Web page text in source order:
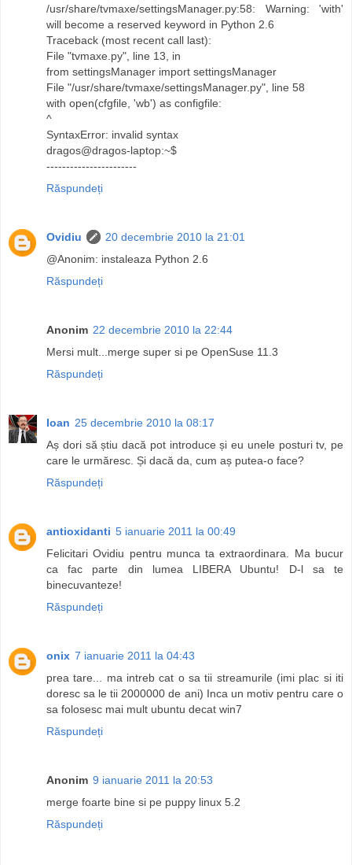
/usr/share/tvmaxe/settingsManager.py:58: Warning: 'with'
will become a reserved keyword in Python 2.6
Traceback (most recent call last):
File "tvmaxe.py", line 13, in
from settingsManager import settingsManager
File "/usr/share/tvmaxe/settingsManager.py", line 58
with open(cfgfile, 'wb') as configfile:
^
SyntaxError: invalid syntax
dragos@dragos-laptop:~$
-----------------------
Răspundeți
Ovidiu
20 decembrie 2010 la 21:01
@Anonim: instaleaza Python 2.6
Răspundeți
Anonim 22 decembrie 2010 la 22:44
Mersi mult...merge super si pe OpenSuse 11.3
Răspundeți
Ioan 25 decembrie 2010 la 08:17
Aș dori să știu dacă pot introduce și eu unele posturi tv, pe
care le urmăresc. Și dacă da, cum aș putea-o face?
Răspundeți
antioxidanti 5 ianuarie 2011 la 00:49
Felicitari Ovidiu pentru munca ta extraordinara. Ma bucur
ca fac parte din lumea LIBERA Ubuntu! D-l sa te
binecuvanteze!
Răspundeți
onix 7 ianuarie 2011 la 04:43
prea tare... ma intreb cat o sa tii streamurile (imi plac si iti
doresc sa le tii 2000000 de ani) Inca un motiv pentru care o
sa folosesc mai mult ubuntu decat win7
Răspundeți
Anonim 9 ianuarie 2011 la 20:53
merge foarte bine si pe puppy linux 5.2
Răspundeți